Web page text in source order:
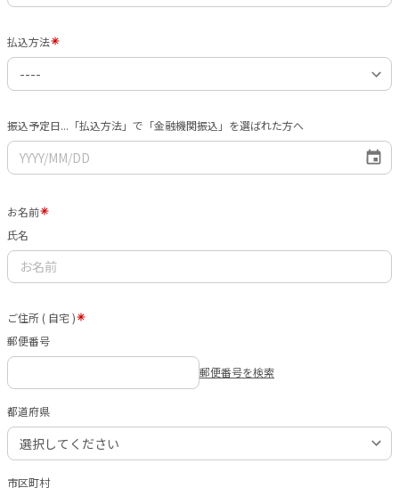
払込方法
振込予定日...「払込方法」で「金融機関振込」を選ばれた方へ
お名前
氏名
ご住所 ( 自宅 )
郵便番号
郵便番号を検索
都道府県
市区町村